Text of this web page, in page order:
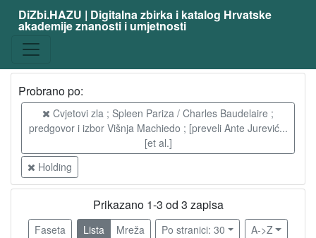
DiZbi.HAZU | Digitalna zbirka i katalog Hrvatske
akademije znanosti i umjetnosti
Probrano po:
Cvjetovi zla ; Spleen Pariza / Charles Baudelaire ;
predgovor i izbor Višnja Machiedo ; [preveli Ante Jurević...
[et al.]
Holding
Prikazano 1-3 od 3 zapisa
Faseta Lista Mreža Po stranici: 30 A->Z